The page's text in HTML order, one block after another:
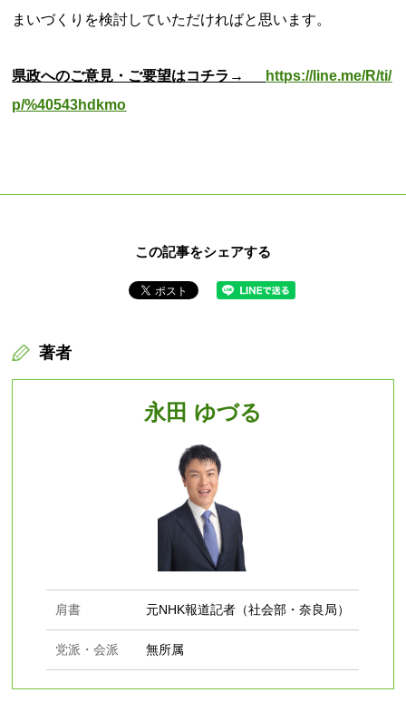
まいづくりを検討していただければと思います。
県政へのご意見・ご要望はコチラ→
https://line.me/R/ti/
p/%40543hdkmo
この記事をシェアする
著者
永田 ゆづる
肩書 元NHK報道記者（社会部・奈良局）
党派・会派 無所属